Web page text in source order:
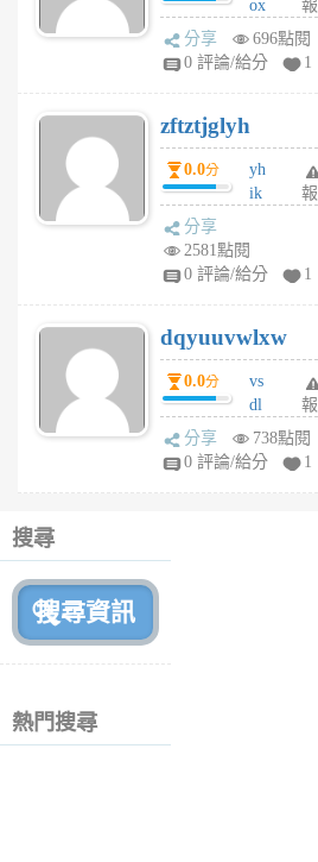
前
ox
rh
pe
月
前
報
分享
696點閱
0 評論/給分
1
zftztjglyh
0.0分
yh
ik
tu
6
個
月
前
報
分享
2581點閱
0 評論/給分
1
dqyuuvwlxw
0.0分
vs
dl
sq
fy
報
分享
738點閱
0 評論/給分
1
搜尋
熱門搜尋